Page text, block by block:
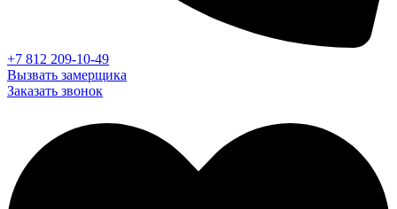
+7 812 209-10-49
Вызвать замерщика
Заказать звонок